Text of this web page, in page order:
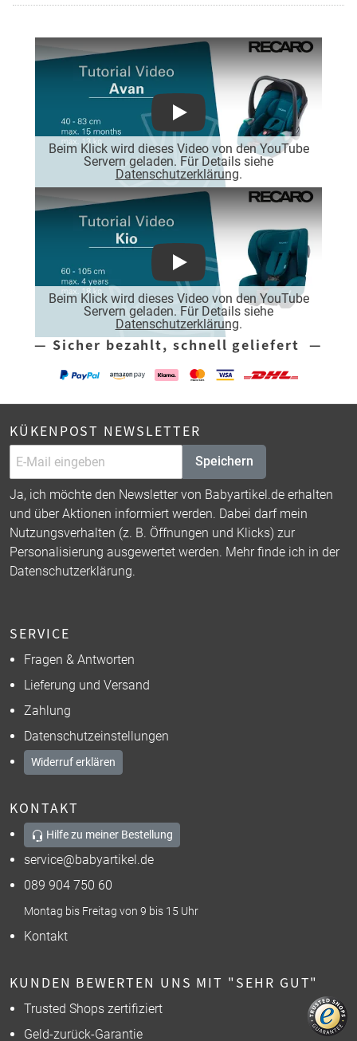
Beim Klick wird dieses Video von den YouTube
Servern geladen. Für Details siehe
Datenschutzerklärung.
Play
Beim Klick wird dieses Video von den YouTube
Servern geladen. Für Details siehe
Datenschutzerklärung.
Play
— Sicher bezahlt, schnell geliefert —
KÜKENPOST NEWSLETTER
Speichern
Ja, ich möchte den Newsletter von Babyartikel.de erhalten
und über Aktionen informiert werden. Dabei darf mein
Nutzungsverhalten (z. B. Öffnungen und Klicks) zur
Personalisierung ausgewertet werden. Mehr finde ich in der
Datenschutzerklärung.
SERVICE
Fragen & Antworten
Lieferung und Versand
Zahlung
Datenschutzeinstellungen
Widerruf erklären
KONTAKT
Hilfe zu meiner Bestellung
service@babyartikel.de
089 904 750 60
Montag bis Freitag von 9 bis 15 Uhr
Kontakt
KUNDEN BEWERTEN UNS MIT "SEHR GUT"
Trusted Shops zertifiziert
Geld-zurück-Garantie